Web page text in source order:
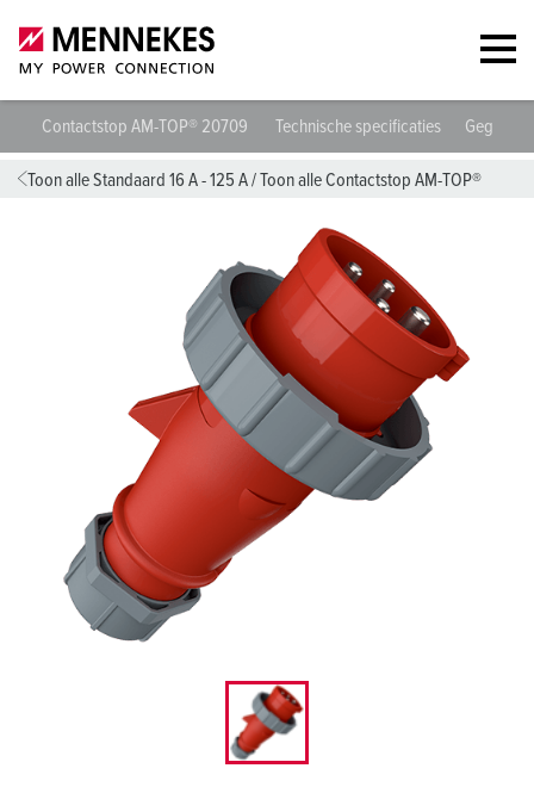
Contactstop AM-TOP® 20709 Technische specificaties
Toon alle Standaard 16 A - 125 A/Toon alle Contactstop AM-TOP®